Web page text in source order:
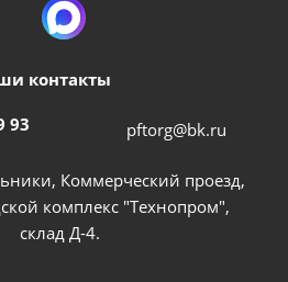
контакты
93 pftorg@bk.ru
Коммерческий проезд,
комплекс "Технопром",
склад Д-4.